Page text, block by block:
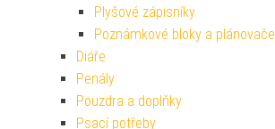
Plyšové zápisníky
Poznámkové bloky a plánovače
Diáře
Penály
Pouzdra a doplňky
Psací potřeby